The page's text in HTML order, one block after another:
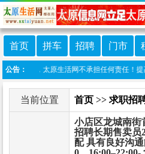
首页 拼车 招聘 门市
公告：
行发布，太原生活网不承担任何责任！提
当前位置 首页 >> 求职招
小店区龙城南街
招聘长期售卖员
配 具有良好沟